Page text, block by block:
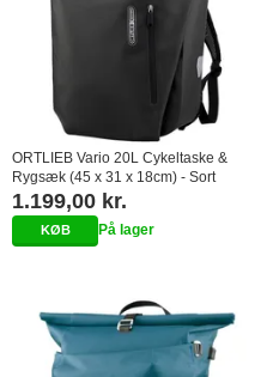
ORTLIEB Vario 20L Cykeltaske &
Rygsæk (45 x 31 x 18cm) - Sort
1.199,00 kr.
På lager